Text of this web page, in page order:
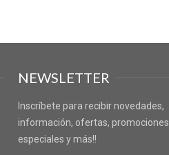
NEWSLETTER
Inscríbete para recibir novedades,
información, ofertas, promociones
especiales y más!!